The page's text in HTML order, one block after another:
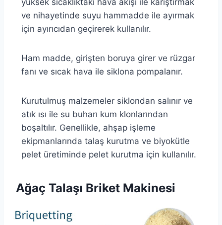
ve nihayetinde suyu hammadde ile ayırmak
için ayırıcıdan geçirerek kullanılır.
Ham madde, girişten boruya girer ve rüzgar
fanı ve sıcak hava ile siklona pompalanır.
Kurutulmuş malzemeler siklondan salınır ve
atık ısı ile su buharı kum klonlarından
boşaltılır. Genellikle, ahşap işleme
ekipmanlarında talaş kurutma ve biyokütle
pelet üretiminde pelet kurutma için kullanılır.
Ağaç Talaşı Briket Makinesi